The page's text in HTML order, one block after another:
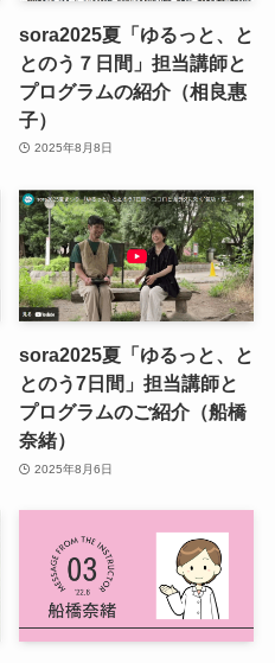
sora2025夏「ゆるっと、と
とのう７日間」担当講師と
プログラムの紹介（相良惠
子）
2025年8月8日
sora2025夏「ゆるっと、と
とのう7日間」担当講師と
プログラムのご紹介（船橋
奈緒）
2025年8月6日